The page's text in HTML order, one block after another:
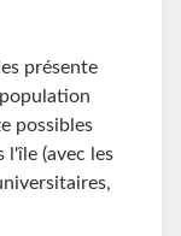
présente
possibles
l'île (avec les